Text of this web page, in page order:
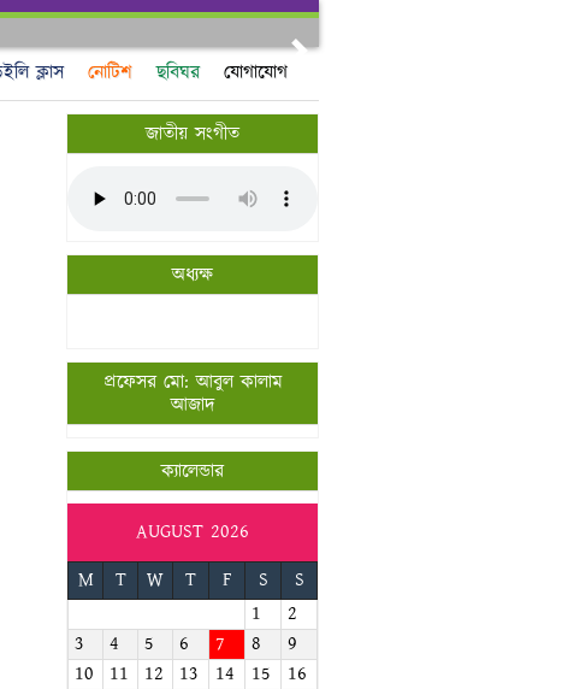
ক্লাস নোটিশ ছবিঘর যোগাযোগ
জাতীয় সংগীত
অধ্যক্ষ
প্রফেসর মো: আবুল কালাম
আজাদ
ক্যালেন্ডার
AUGUST 2026
M
T W T F S
S
1
2
3
4 5 6 7 8
9
10
11 12 13 14 15
16